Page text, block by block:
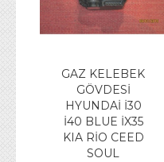
GAZ KELEBEK
GÖVDESİ
HYUNDAİ İ30
İ40 BLUE İX35
KIA RİO CEED
SOUL